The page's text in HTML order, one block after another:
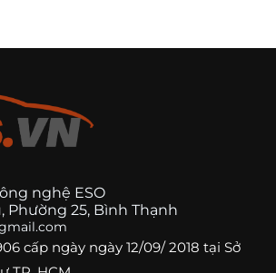
nghệ ESO
Phường 25, Bình Thạnh
cấp ngày ngày 12/09/ 2018 tại Sở